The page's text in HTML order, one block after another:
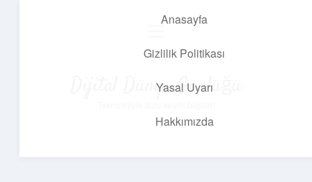
Anasayfa
Gizlilik Politikası
Yasal Uyarı
Hakkımızda
Dijital Dünya Günlüğü